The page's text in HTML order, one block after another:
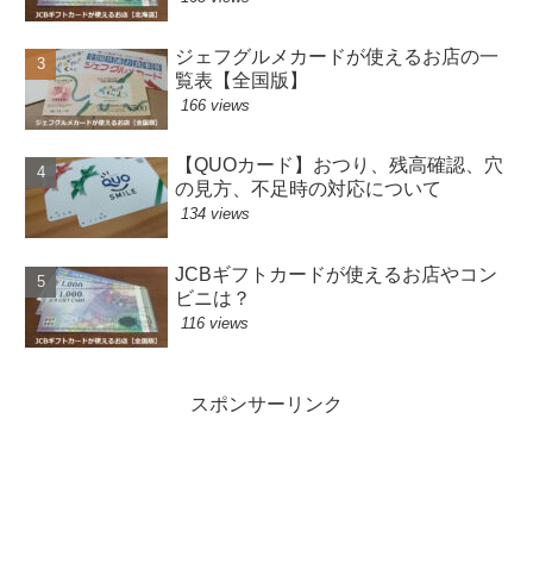
ジェフグルメカードが使えるお店の一
覧表【全国版】
166 views
【QUOカード】おつり、残高確認、穴
の見方、不足時の対応について
134 views
JCBギフトカードが使えるお店やコン
ビニは？
116 views
スポンサーリンク